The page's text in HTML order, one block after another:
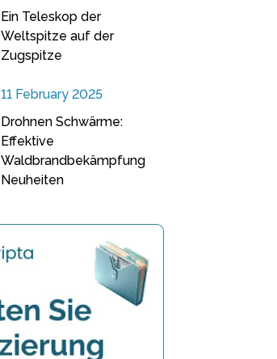
Ein Teleskop der
Weltspitze auf der
Zugspitze
11 February 2025
Drohnen Schwärme:
Effektive
Waldbrandbekämpfung
Neuheiten